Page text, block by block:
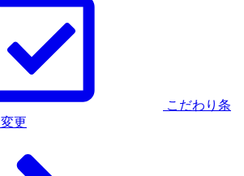
こだわり条
変更